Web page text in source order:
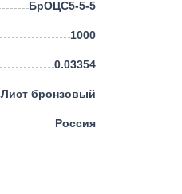
БрОЦС5-5-5
1000
0.03354
Лист бронзовый
Россия